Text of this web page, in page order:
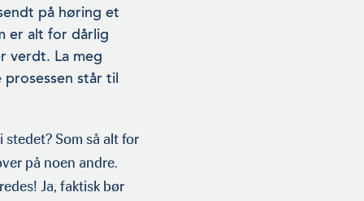
på høring et
er alt for dårlig
verdt. La meg
står til
Som så alt for
på noen andre.
Ja, faktisk bør